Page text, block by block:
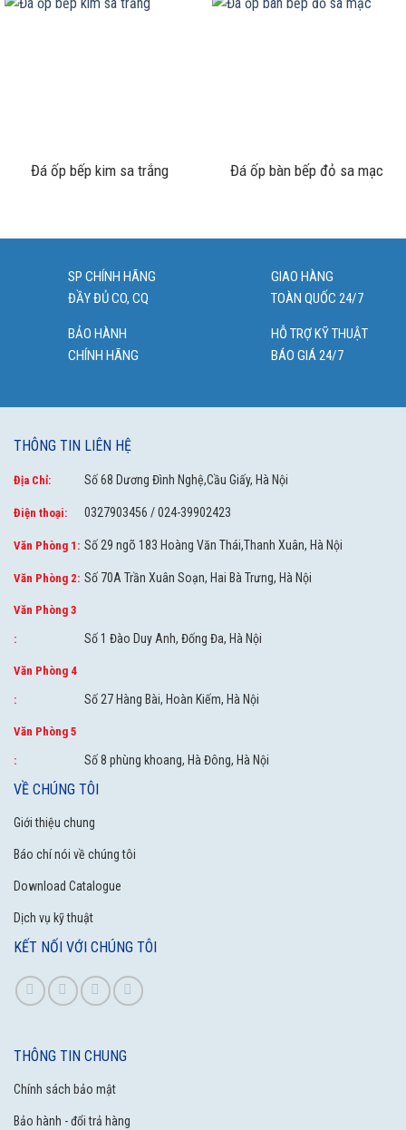
Quận Long Biên, Quận Hoàng Mai, Quận Cầu Giấy, Quận Tây Hồ,
===>>Xem thêm: đá ốp mặt bếp|đá ốp bếp|đá bàn bếp
mặt bếp
|
===>>Xem thêm:
MUA ĐÁ ỐP MẶT BÀN BẾP THACH ANH NHÂN TẠO THI
CÔNG LẮP ĐẶT TOÀN QUỐC 24/7
Thông tin, hình ảnh, giá cả, mua bánđá ốp mặt bàn bếp thạch
anh nhân tạo
[Tổng Kho ] 16B Dương Đình Nghệ, Cầu Giấy, Hà Nội
Điện thoại:024 39902423
Văn Phòng
Điện thoại:024 39902423
[Email] khodavn@gmail.com (Nhận báo giá trong 5 phút)
Chia sẻ
Facebook
Twitter
Email
Đá ốp bếp kim sa trắng Đá ốp bàn bếp đỏ sa mạc
SP CHÍNH HÃNG
ĐẦY ĐỦ CO, CQ
GIAO HÀNG
TOÀN QUỐC 24/7
BẢO HÀNH
CHÍNH HÃNG
HỖ TRỢ KỸ THUẬT
BÁO GIÁ 24/7
THÔNG TIN LIÊN HỆ
Địa Chỉ: Số 68 Dương Đình Nghệ,Cầu Giấy, Hà Nội
Điện thoại: 0327903456 / 024-39902423
Văn Phòng 1: Số 29 ngõ 183 Hoàng Văn Thái,Thanh Xuân, Hà Nội
Văn Phòng 2: Số 70A Trần Xuân Soạn, Hai Bà Trưng, Hà Nội
Văn Phòng 3
: Số 1 Đào Duy Anh, Đống Đa, Hà Nội
Văn Phòng 4
: Số 27 Hàng Bài, Hoàn Kiếm, Hà Nội
Văn Phòng 5
: Số 8 phùng khoang, Hà Đông, Hà Nội
VỀ CHÚNG TÔI
Giới thiệu chung
Báo chí nói về chúng tôi
Download Catalogue
Dịch vụ kỹ thuật
KẾT NỐI VỚI CHÚNG TÔI
THÔNG TIN CHUNG
Chính sách bảo mật
Bảo hành - đổi trả hàng